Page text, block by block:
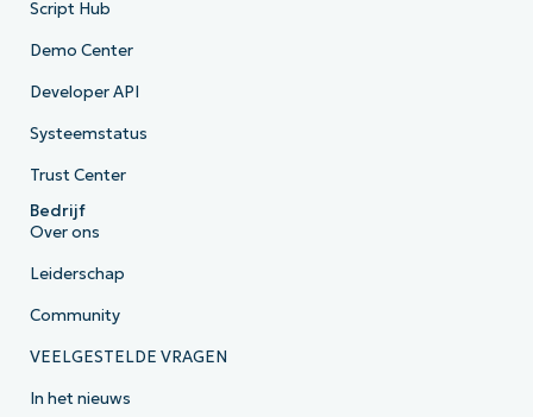
Script Hub
Demo Center
Developer API
Systeemstatus
Trust Center
Bedrijf
Over ons
Leiderschap
Community
VEELGESTELDE VRAGEN
In het nieuws